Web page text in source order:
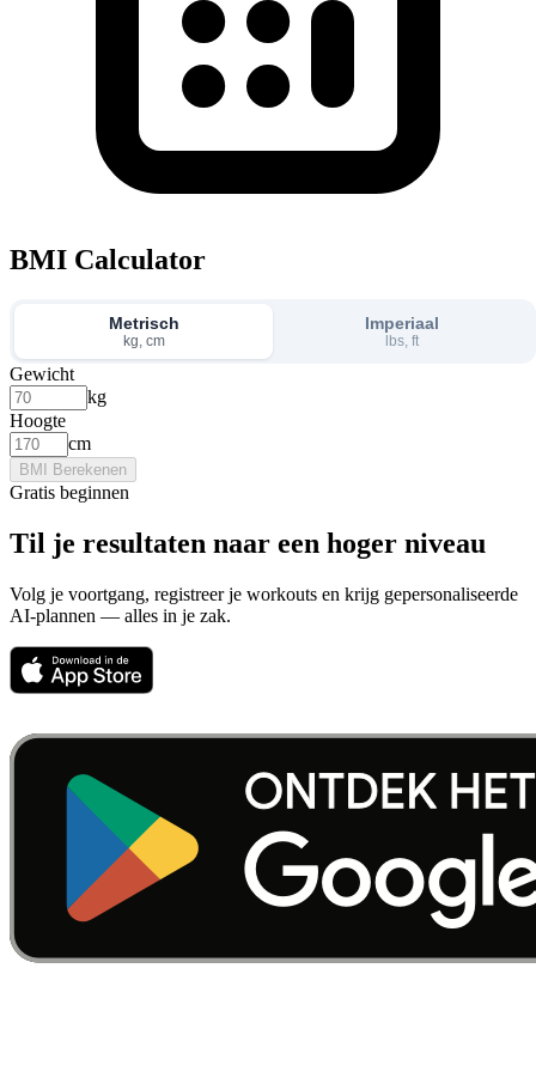
BMI Calculator
Metrisch
kg, cm
Imperiaal
lbs, ft
Gewicht
kg
Hoogte
cm
BMI Berekenen
Gratis beginnen
Til je resultaten naar een hoger niveau
Volg je voortgang, registreer je workouts en krijg gepersonaliseerde
AI-plannen — alles in je zak.